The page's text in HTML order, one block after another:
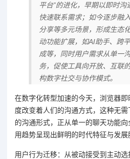
平台”的进化，早期以即时
快速联系需求；如今逐步融
分享等多元场景，形成生态
动功能扩展，如AI助手、跨
成等，同时用户需求从单一
务，促使工具向开放、互联
构数字社交与协作模式。
在数字化转型加速的今天，浏览器
度改变着人们的沟通方式，这种无
的沟通形式，正从单一的聊天功能
用趋势呈现出鲜明的时代特征与发展
用户行为迁移：从被动接受到主动